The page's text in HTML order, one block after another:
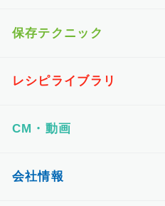
保存テクニック
レシピライブラリ
CM・動画
会社情報